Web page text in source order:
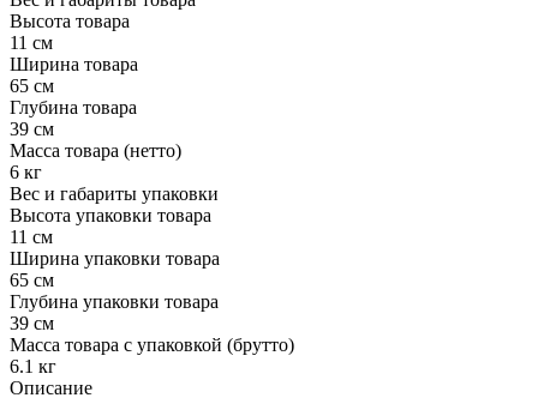
Высота товара
11 см
Ширина товара
65 см
Глубина товара
39 см
Масса товара (нетто)
6 кг
Вес и габариты упаковки
Высота упаковки товара
11 см
Ширина упаковки товара
65 см
Глубина упаковки товара
39 см
Масса товара с упаковкой (брутто)
6.1 кг
Описание